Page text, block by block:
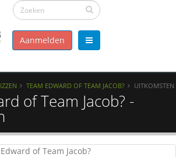
Aanmelden
TEAM EDWARD OF TEAM JACOB? UITKOMSTEN
of Team Jacob? -
of Team Jacob?